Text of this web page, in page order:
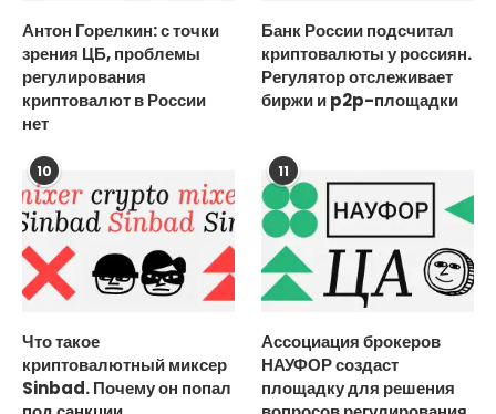
Антон Горелкин: с точки
зрения ЦБ, проблемы
регулирования
криптовалют в России
нет
Банк России подсчитал
криптовалюты у россиян.
Регулятор отслеживает
биржи и p2p-площадки
10
Что такое
криптовалютный миксер
Sinbad. Почему он попал
11
Ассоциация брокеров
НАУФОР создаст
площадку для решения